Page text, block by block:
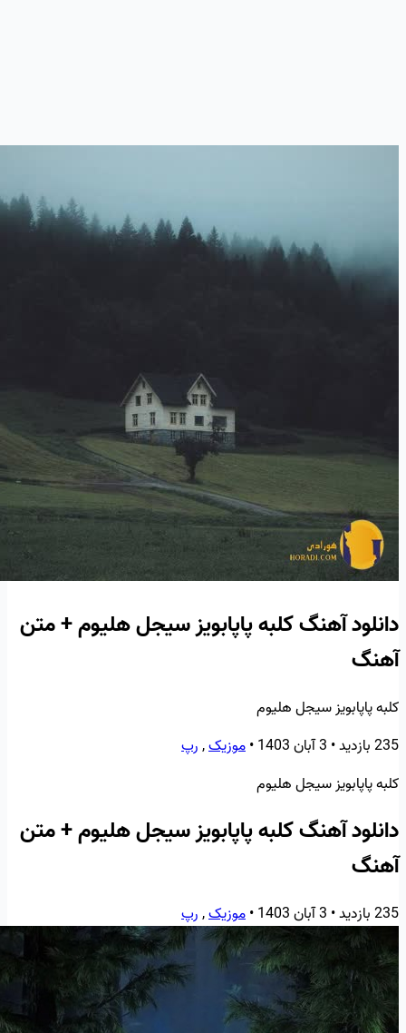
دانلود آهنگ کلبه پاپابویز سیجل هلیوم + متن
آهنگ
کلبه پاپابویز سیجل هلیوم
235 بازدید
• 3 آبان 1403 •موزیک,رپ
کلبه پاپابویز سیجل هلیوم
دانلود آهنگ کلبه پاپابویز سیجل هلیوم + متن
آهنگ
235 بازدید • 3 آبان 1403 •موزیک,رپ